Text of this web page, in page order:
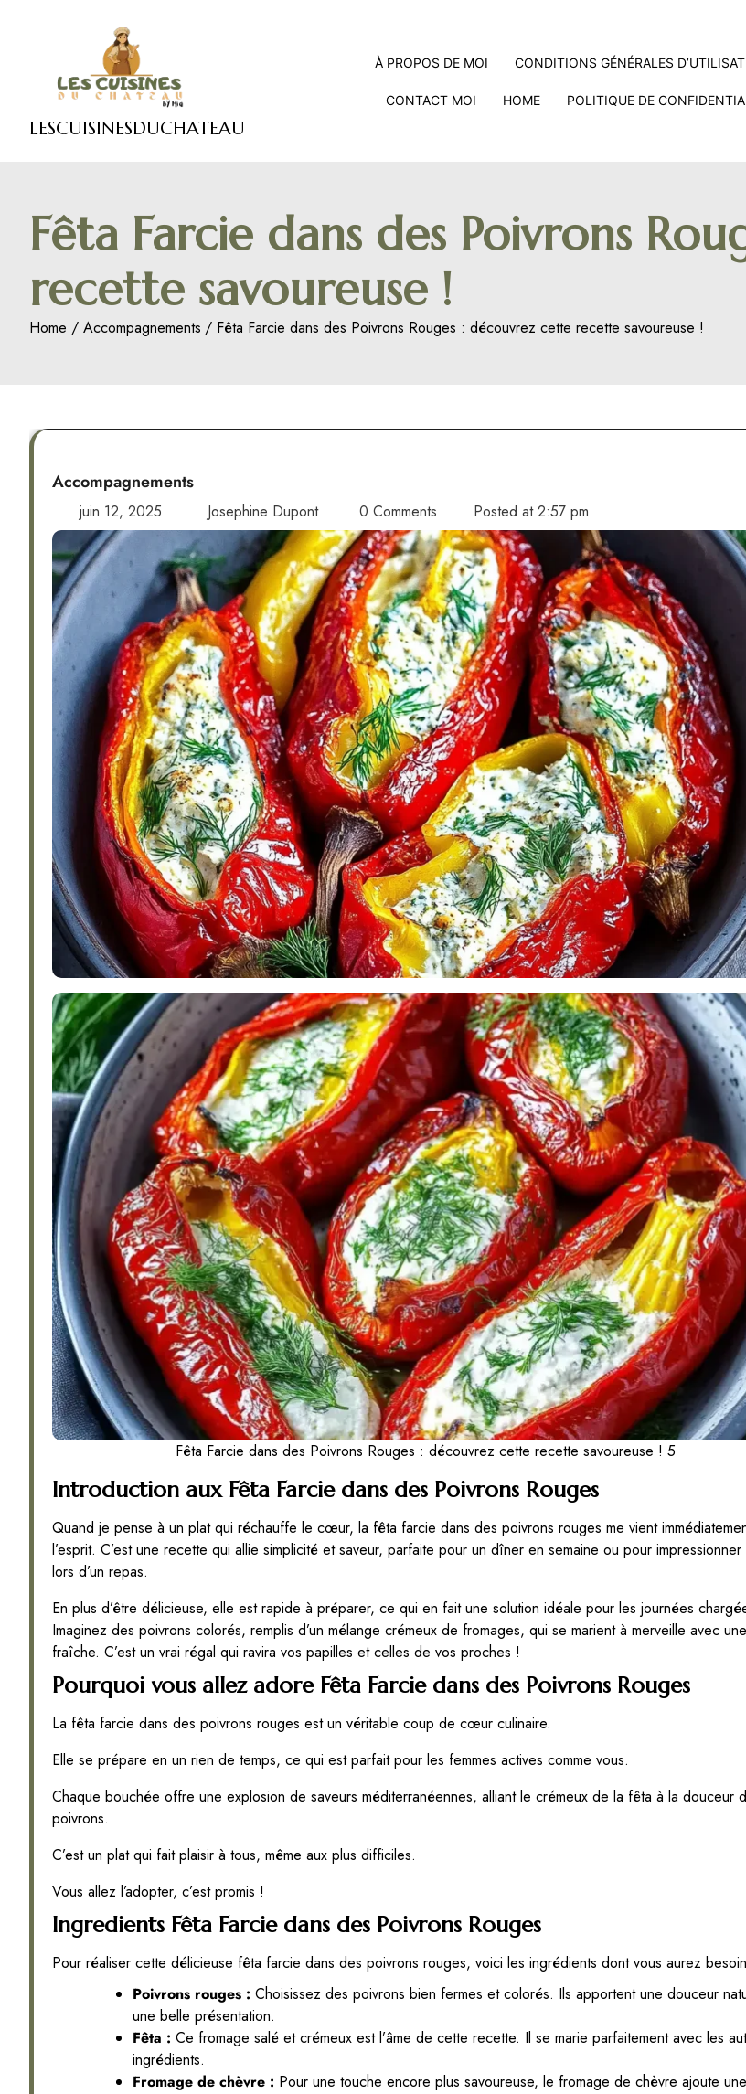
LESCUISINESDUCHATEAU
À PROPOS DE MOI CONDITIONS GÉNÉRALES
CONTACT MOI HOME POLITIQUE DE
Fêta Farcie dans des Poivrons
recette savoureuse !
Home Accompagnements Fêta Farcie dans des Poivrons Rouges : découvrez cette recette savoureuse !
Accompagnements
juin 12, 2025 Josephine Dupont 0 Comments Posted at2:57 pm
Fêta Farcie dans des Poivrons Rouges : découvrez cette recette savoureuse ! 5
Introduction aux Fêta Farcie dans des Poivrons Rouges
Quand je pense à un plat qui réchauffe le cœur, la fêta farcie dans des poivrons rouges me vient
l’esprit. C’est une recette qui allie simplicité et saveur, parfaite pour un dîner en semaine ou pour impressionner
lors d’un repas.
En plus d’être délicieuse, elle est rapide à préparer, ce qui en fait une solution idéale pour les journées
Imaginez des poivrons colorés, remplis d’un mélange crémeux de fromages, qui se marient à merveille avec
fraîche. C’est un vrai régal qui ravira vos papilles et celles de vos proches !
Pourquoi vous allez adore Fêta Farcie dans des Poivrons Rouges
La fêta farcie dans des poivrons rouges est un véritable coup de cœur culinaire.
Elle se prépare en un rien de temps, ce qui est parfait pour les femmes actives comme vous.
Chaque bouchée offre une explosion de saveurs méditerranéennes, alliant le crémeux de la fêta à la douceur
poivrons.
C’est un plat qui fait plaisir à tous, même aux plus difficiles.
Vous allez l’adopter, c’est promis !
Ingredients Fêta Farcie dans des Poivrons Rouges
Pour réaliser cette délicieuse fêta farcie dans des poivrons rouges, voici les ingrédients dont vous aurez
Poivrons rouges : Choisissez des poivrons bien fermes et colorés. Ils apportent une douceur
une belle présentation.
Fêta : Ce fromage salé et crémeux est l’âme de cette recette. Il se marie parfaitement avec les
ingrédients.
Fromage de chèvre : Pour une touche encore plus savoureuse, le fromage de chèvre ajoute